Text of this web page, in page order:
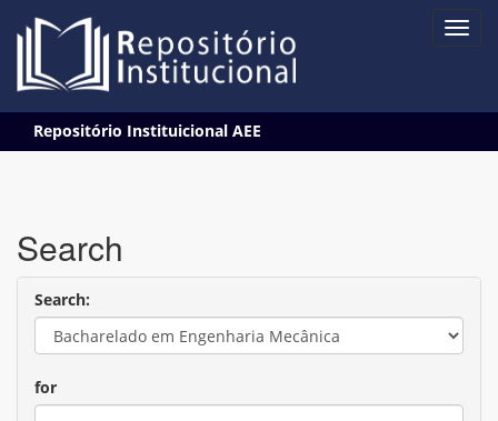
navigation
Repositório Instituicional AEE
Search
Search:
for